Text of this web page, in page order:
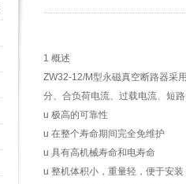
1 概述
ZW32-12/M型永磁真空断路器采
分、合负荷电流、过载电流、短
u 极高的可靠性
u 在整个寿命期间完全免维护
u 具有高机械寿命和电寿命
u 整机体积小，重量轻，便于安装